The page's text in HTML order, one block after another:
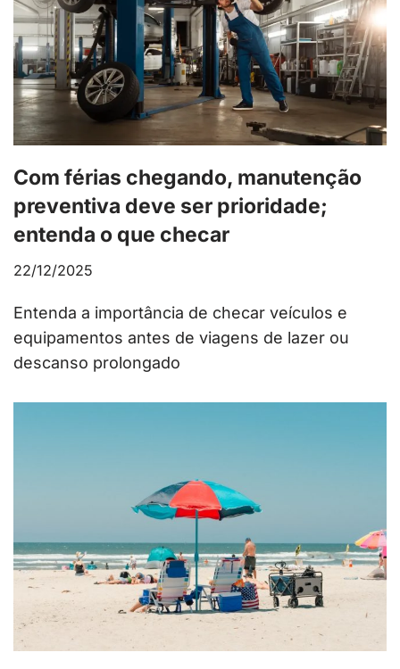
Com férias chegando, manutenção
preventiva deve ser prioridade;
entenda o que checar
22/12/2025
Entenda a importância de checar veículos e
equipamentos antes de viagens de lazer ou
descanso prolongado